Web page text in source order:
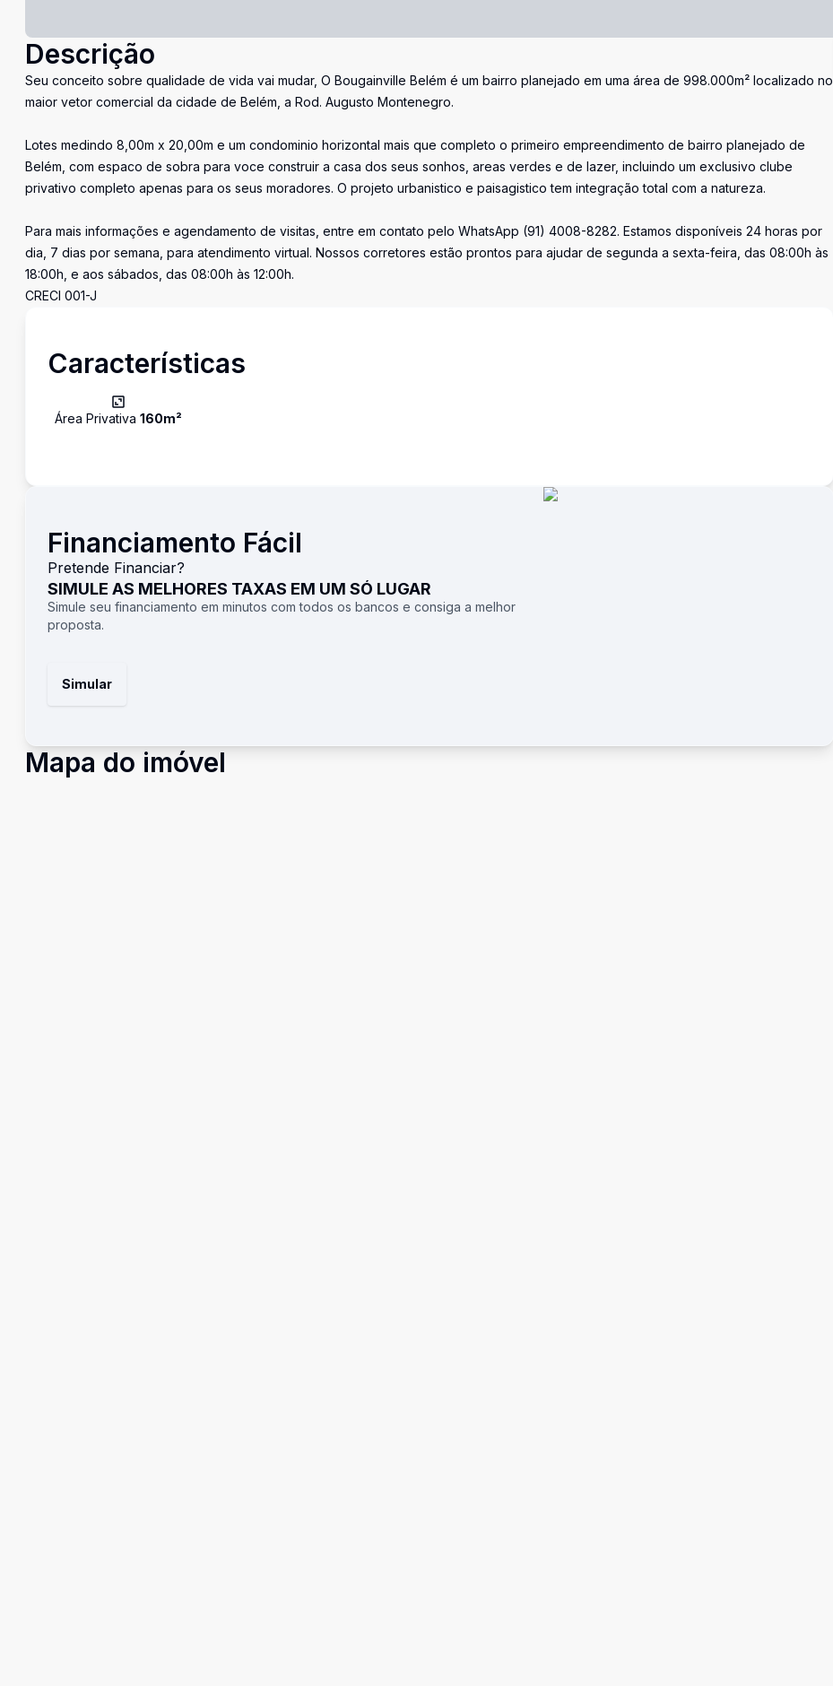
Descrição
Seu conceito sobre qualidade de vida vai mudar, O Bougainville Belém é um bairro planejado em uma área de 998.000m² localizado no
maior vetor comercial da cidade de Belém, a Rod. Augusto Montenegro.
Lotes medindo 8,00m x 20,00m e um condominio horizontal mais que completo o primeiro empreendimento de bairro planejado de
Belém, com espaco de sobra para voce construir a casa dos seus sonhos, areas verdes e de lazer, incluindo um exclusivo clube
privativo completo apenas para os seus moradores. O projeto urbanistico e paisagistico tem integração total com a natureza.
Para mais informações e agendamento de visitas, entre em contato pelo WhatsApp (91) 4008-8282. Estamos disponíveis 24 horas por
dia, 7 dias por semana, para atendimento virtual. Nossos corretores estão prontos para ajudar de segunda a sexta-feira, das 08:00h às
18:00h, e aos sábados, das 08:00h às 12:00h.
CRECI 001-J
Características
Área Privativa 160m²
Financiamento Fácil
Pretende Financiar?
SIMULE AS MELHORES TAXAS EM UM SÓ LUGAR
Simule seu financiamento em minutos com todos os bancos e consiga a melhor
proposta.
Simular
Mapa do imóvel